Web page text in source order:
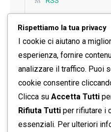
SEGUICI SU FACEBOOK
Rispettiamo la tua privacy
I cookie ci aiutano a
esperienza, fornire
analizzare il traffico. Puoi
cookie consentire
Clicca su Accetta Tutti
Rifiuta Tutti per rifiutare i
essenziali. Per ulteriori